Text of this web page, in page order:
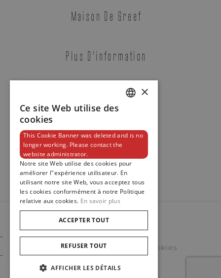
DEFY SKYLINE CHRONOGRAPH
REF. 03.9500.3600/21.I001
Boutique Bruxelles Boutique Knokke
ADRESSE E-MAIL
Maison De Greef
Plus D'information
Newsletter
© 2023
Maison De Greef
Politique En Matière De Cookies
Politique Vie Privee
×
Ce site Web utilise des
cookies
This Cookie Banner was deleted and is no
longer working. Please contact the
website administrator.
Notre site Web utilise des cookies pour
améliorer l"expérience utilisateur. En
utilisant notre site Web, vous acceptez tous
les cookies conformément à notre Politique
relative aux cookies. En savoir plus
ACCEPTER TOUT
REFUSER TOUT
AFFICHER LES DÉTAILS